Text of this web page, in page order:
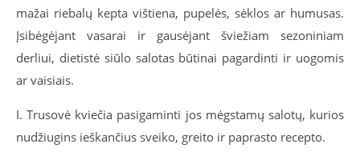
mažai riebalų kepta vištiena, pupelės, sėklos ar humusas.
Įsibėgėjant vasarai ir gausėjant šviežiam sezoniniam
derliui, dietistė siūlo salotas būtinai pagardinti ir uogomis
ar vaisiais.
I. Trusovė kviečia pasigaminti jos mėgstamų salotų, kurios
nudžiugins ieškančius sveiko, greito ir paprasto recepto.